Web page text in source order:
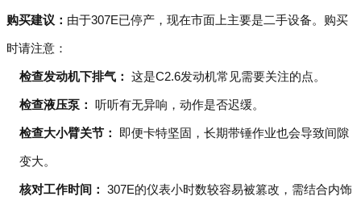
购买建议： 由于307E已停产，现在市面上主要是二手设备。购买
时请注意：
检查发动机下排气： 这是C2.6发动机常见需要关注的点。
检查液压泵： 听听有无异响，动作是否迟缓。
检查大小臂关节： 即便卡特坚固，长期带锤作业也会导致间隙
变大。
核对工作时间： 307E的仪表小时数较容易被篡改，需结合内饰